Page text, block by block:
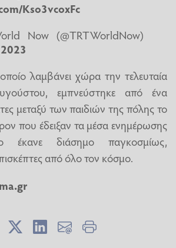
Kso3vcoxFc
Now (@TRTWorldNow)
λαμβάνει χώρα την τελευταία
εμπνεύστηκε από ένα
μεταξύ των παιδιών της πόλης το
που έδειξαν τα μέσα ενημέρωσης
διάσημο παγκοσμίως,
από όλο τον κόσμο.